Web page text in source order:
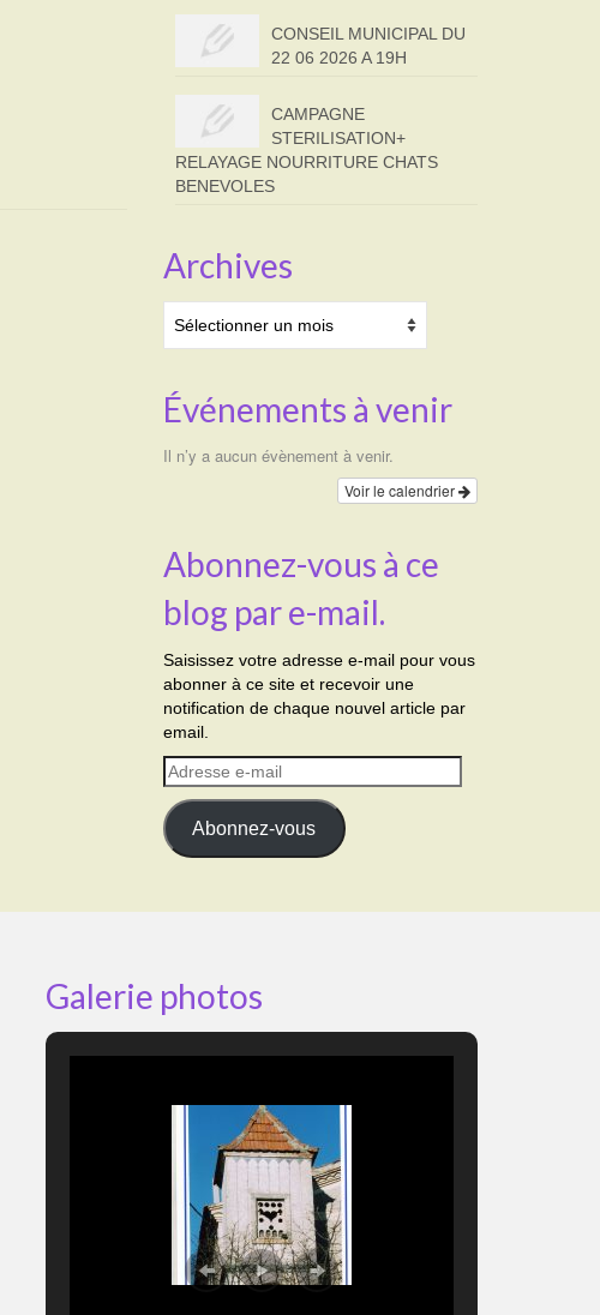
CONSEIL MUNICIPAL DU
22 06 2026 A 19H
CAMPAGNE
STERILISATION+
RELAYAGE NOURRITURE CHATS
BENEVOLES
Archives
Événements à venir
Il n’y a aucun évènement à venir.
Voir le calendrier
Abonnez-vous à ce
blog par e-mail.
Saisissez votre adresse e-mail pour vous
abonner à ce site et recevoir une
notification de chaque nouvel article par
email.
Adresse
e-
mail
Abonnez-vous
Galerie photos